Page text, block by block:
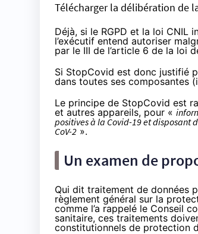
Télécharger la délibération de
Déjà, si le RGPD et la loi CNIL
l’exécutif entend autoriser
par le III de l’article 6 de la loi
Si StopCovid est donc justifié
dans toutes ses composantes
Le principe de StopCovid est
et autres appareils, pour «
positives à la Covid-19 et disposant
CoV-2 ».
Un examen de
Qui dit traitement de données
règlement général sur la
comme l’a rappelé le Conseil
sanitaire, ces traitements
constitutionnels de protection